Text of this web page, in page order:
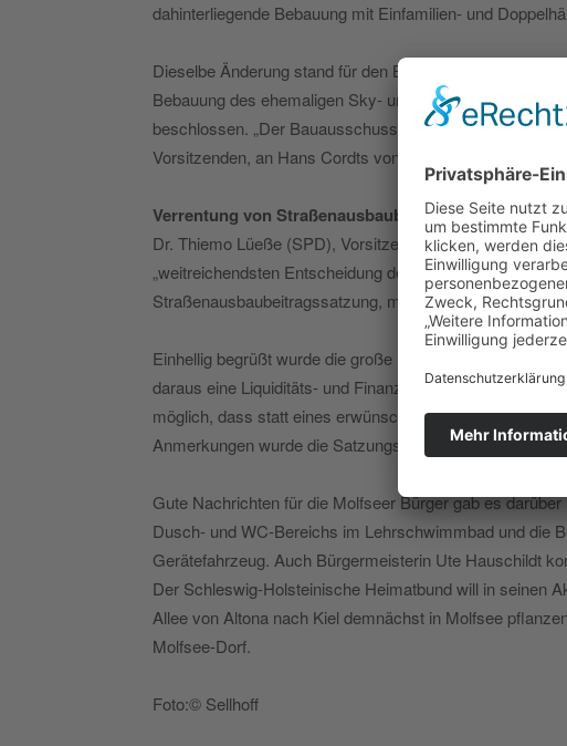
dahinterliegende Bebauung mit Einfamilien- und
Dieselbe Änderung stand für den Bebauungsplan Nr. 20
Bebauung des ehemaligen Sky- und Penny-Geländes
beschlossen. „Der Bauausschuss war wieder besonders
Vorsitzenden, an Hans Cordts von der CDU.
Verrentung von Straßenausbaubeiträgen
Dr. Thiemo Lüeße (SPD), Vorsitzender des
„weitreichendsten Entscheidung des Abends“ über. Zur
Straßenausbaubeitragssatzung, mit der die
Einhellig begrüßt wurde die große Entlastung der Bürger.
daraus eine Liquiditäts- und Finanzierungsproblematik
möglich, dass statt eines erwünschten Mehr an
Anmerkungen wurde die Satzungsänderung bei einer
Gute Nachrichten für die Molfseer Bürger gab es
Dusch- und WC-Bereichs im Lehrschwimmbad und die
Gerätefahrzeug. Auch Bürgermeisterin Ute Hauschildt
Der Schleswig-Holsteinische Heimatbund will in seinen
Allee von Altona nach Kiel demnächst in Molfsee
Molfsee-Dorf.
Foto:© Sellhoff